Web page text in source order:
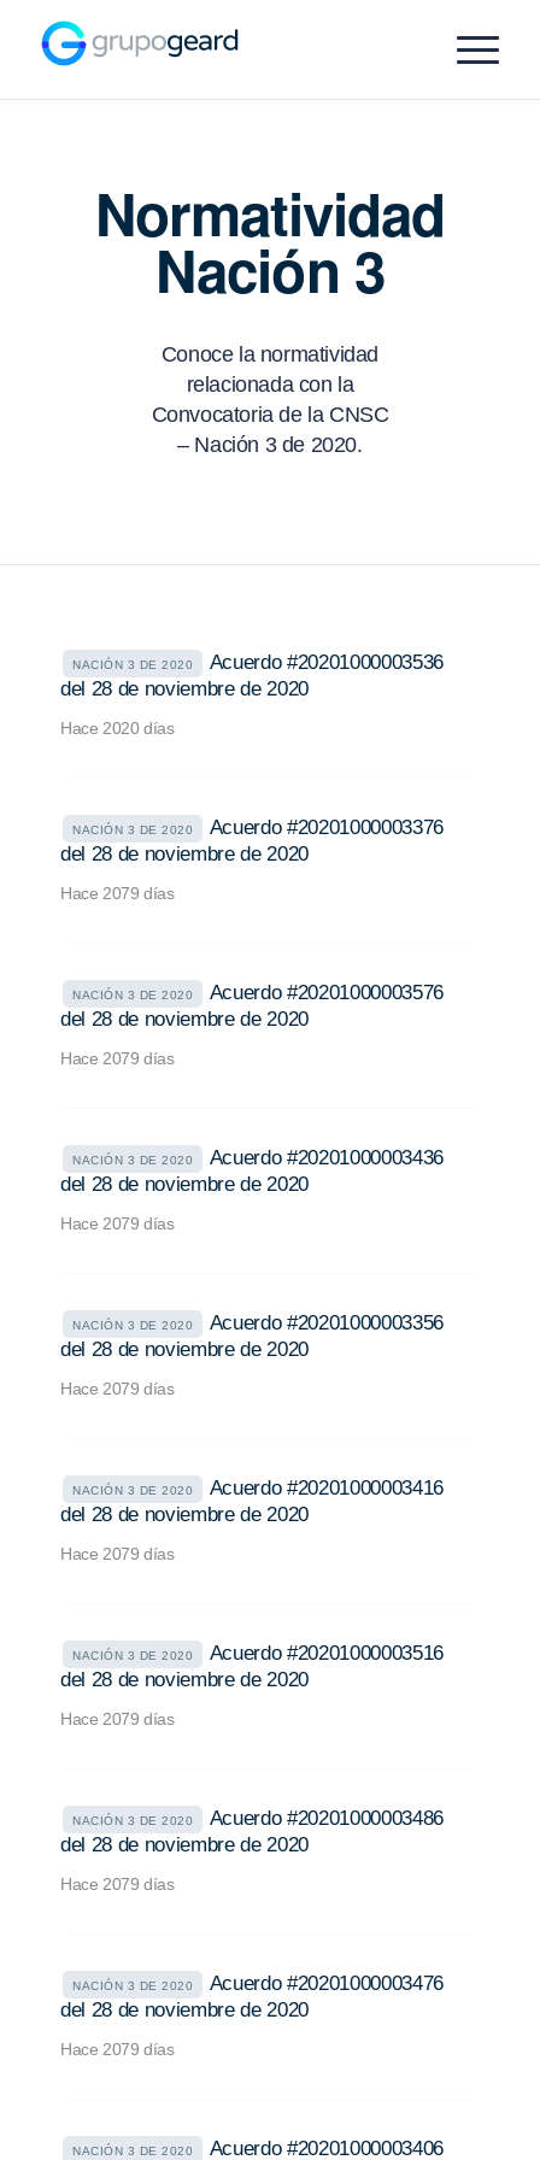
Normatividad
Nación 3
Conoce la normatividad
relacionada con la
Convocatoria de la CNSC
– Nación 3 de 2020.
NACIÓN 3 DE 2020
Acuerdo #20201000003536
del 28 de noviembre de 2020
Hace 2020 días
NACIÓN 3 DE 2020
Acuerdo #20201000003376
del 28 de noviembre de 2020
Hace 2079 días
NACIÓN 3 DE 2020
Acuerdo #20201000003576
del 28 de noviembre de 2020
Hace 2079 días
NACIÓN 3 DE 2020
Acuerdo #20201000003436
del 28 de noviembre de 2020
Hace 2079 días
NACIÓN 3 DE 2020
Acuerdo #20201000003356
del 28 de noviembre de 2020
Hace 2079 días
NACIÓN 3 DE 2020
Acuerdo #20201000003416
del 28 de noviembre de 2020
Hace 2079 días
NACIÓN 3 DE 2020
Acuerdo #20201000003516
del 28 de noviembre de 2020
Hace 2079 días
NACIÓN 3 DE 2020
Acuerdo #20201000003486
del 28 de noviembre de 2020
Hace 2079 días
NACIÓN 3 DE 2020
Acuerdo #20201000003476
del 28 de noviembre de 2020
Hace 2079 días
NACIÓN 3 DE 2020 Acuerdo #20201000003406